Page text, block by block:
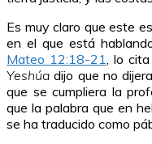
Es muy claro que este
en el que está
Mateo 12:18-21, lo
Yeshúa dijo que no
que se cumpliera la
que la palabra que en
se ha traducido como